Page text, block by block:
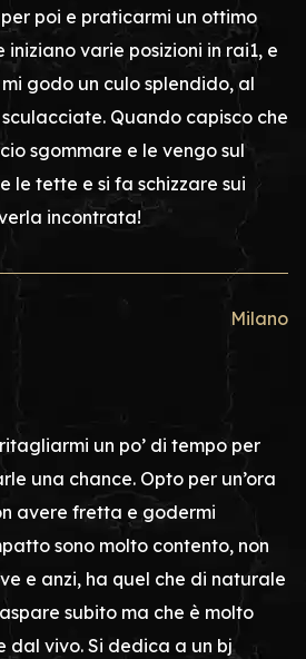
poi e praticarmi un ottimo
iniziano varie posizioni in rai1, e
godo un culo splendido, al
Quando capisco che
sgommare e le vengo sul
le tette e si fa schizzare sui
incontrata!
Milano
un po’ di tempo per
una chance. Opto per un’ora
avere fretta e godermi
sono molto contento, non
e anzi, ha quel che di naturale
subito ma che è molto
dal vivo. Si dedica a un bj